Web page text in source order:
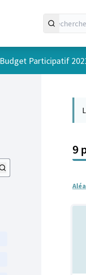
Budget Participatif
9